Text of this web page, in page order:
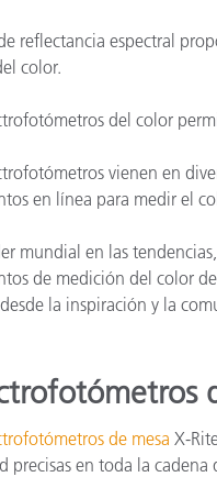
reflectancia espectral
color.
del color
vienen en
en línea para medir el
mundial en las
de medición del color
la inspiración y la
de mesa X-
precisas en toda la cadena